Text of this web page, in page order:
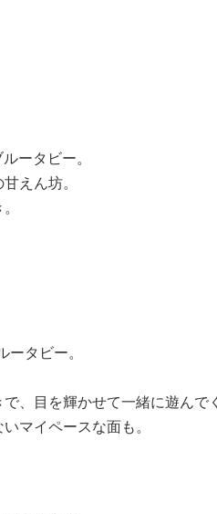
ータビー。
えん坊。
ータビー。
、目を輝かせて一緒に遊んで
マイペースな面も。